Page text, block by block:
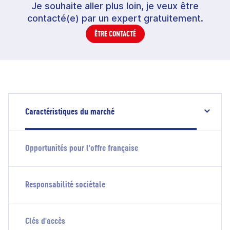
Je souhaite aller plus loin, je veux être
contacté(e) par un expert gratuitement.
ÊTRE CONTACTÉ
Caractéristiques du marché
Opportunités pour l'offre française
Responsabilité sociétale
Clés d'accès